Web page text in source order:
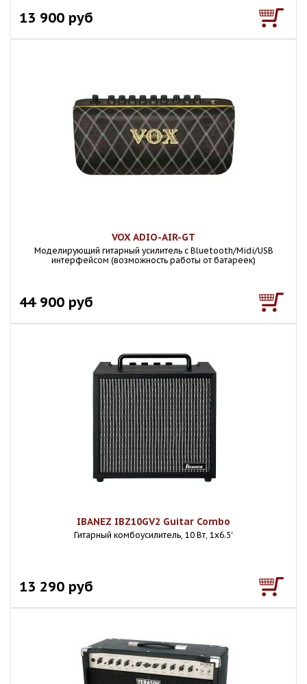
13 900 руб
VOX ADIO-AIR-GT
Моделирующий гитарный усилитель с Bluetooth/Midi/USB
интерфейсом (возможность работы от батареек)
44 900 руб
IBANEZ IBZ10GV2 Guitar Combo
Гитарный комбоусилитель, 10 Вт, 1x6.5'
13 290 руб